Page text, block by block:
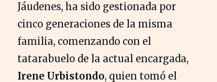
Jáudenes, ha sido gestionada por
cinco generaciones de la misma
familia, comenzando con el
tatarabuelo de la actual encargada,
Irene Urbistondo, quien tomó el